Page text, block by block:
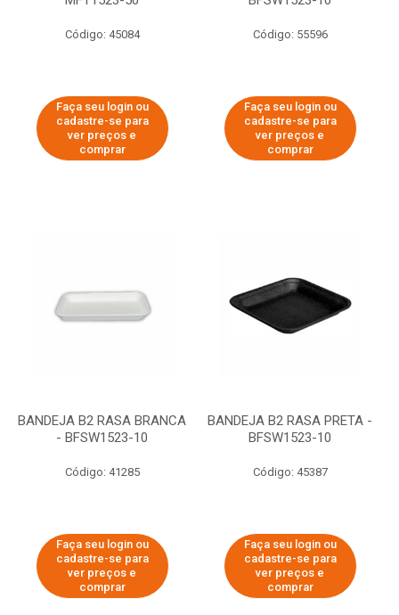
Código: 45084
Faça seu login ou
cadastre-se para
ver preços e
comprar
Código: 55596
Faça seu login ou
cadastre-se para
ver preços e
comprar
BANDEJA B2 RASA BRANCA
- BFSW1523-10
Código: 41285
Faça seu login ou
cadastre-se para
ver preços e
comprar
BANDEJA B2 RASA PRETA -
BFSW1523-10
Código: 45387
Faça seu login ou
cadastre-se para
ver preços e
comprar